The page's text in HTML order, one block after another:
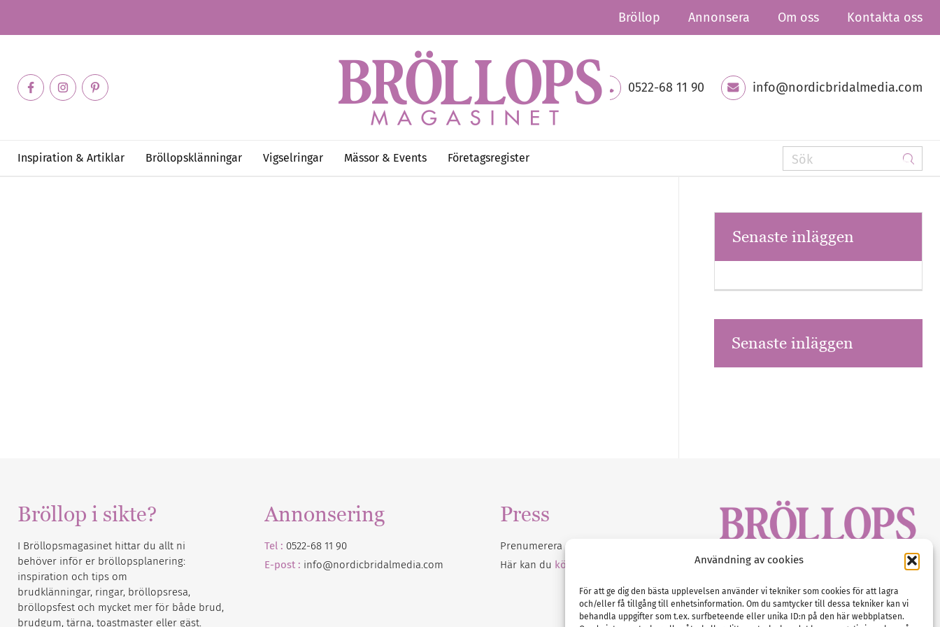
Användning av cookies
För att ge dig den bästa upplevelsen använder vi tekniker som cookies för att lagra
och/eller få tillgång till enhetsinformation. Om du samtycker till dessa tekniker kan vi
behandla uppgifter som t.ex. surfbeteende eller unika ID:n på den här webbplatsen.
Bröllop Annonsera Om oss Kontakta oss
0522-68 11 90 info@nordicbridalmedia.com
Inspiration & Artiklar Bröllopsklänningar Vigselringar Mässor & Events Företagsregister
Senaste inläggen
Senaste inläggen
Bröllop i sikte?
I Bröllopsmagasinet hittar du allt ni
behöver inför er bröllopsplanering:
inspiration och tips om
brudklänningar, ringar, bröllopsresa,
bröllopsfest och mycket mer för både brud,
brudgum, tärna, toastmaster eller gäst.
Annonsering
Tel : 0522-68 11 90
E-post : info@nordicbridalmedia.com
Press
Prenumerera på vårt
Här kan du köpa Bröllopsmagasinet
Tel :0522-68 11 90
E-post:info@nordicbridalmedia.com